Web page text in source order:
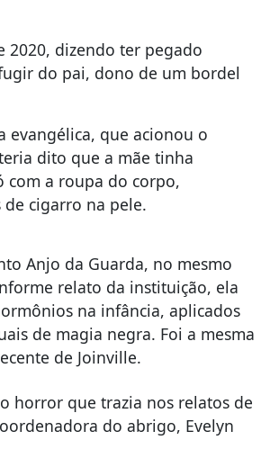
2020, dizendo ter pegado
do pai, dono de um bordel
evangélica, que acionou o
dito que a mãe tinha
a roupa do corpo,
cigarro na pele.
Anjo da Guarda, no mesmo
relato da instituição, ela
na infância, aplicados
de magia negra. Foi a mesma
de Joinville.
horror que trazia nos relatos de
do abrigo, Evelyn